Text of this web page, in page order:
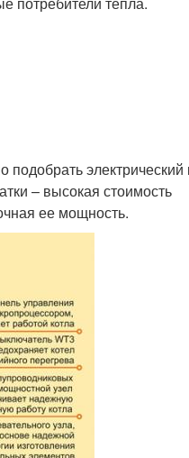
электрический
– высокая стоимость
ее мощность.